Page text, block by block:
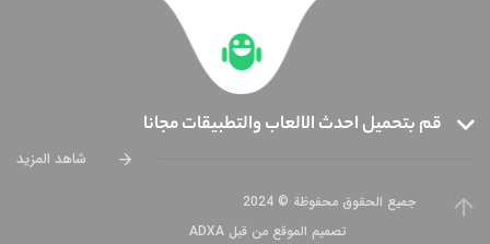
قم بتحميل احدث الالعاب والتطبيقات مجانا
شاهد المزيد
جميع الحقوق محفوظة © 2024
تصميم الموقع من قبل ADXA